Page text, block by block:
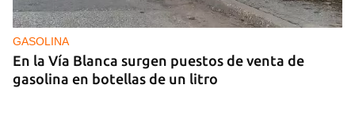
GASOLINA
En la Vía Blanca surgen puestos de venta de
gasolina en botellas de un litro